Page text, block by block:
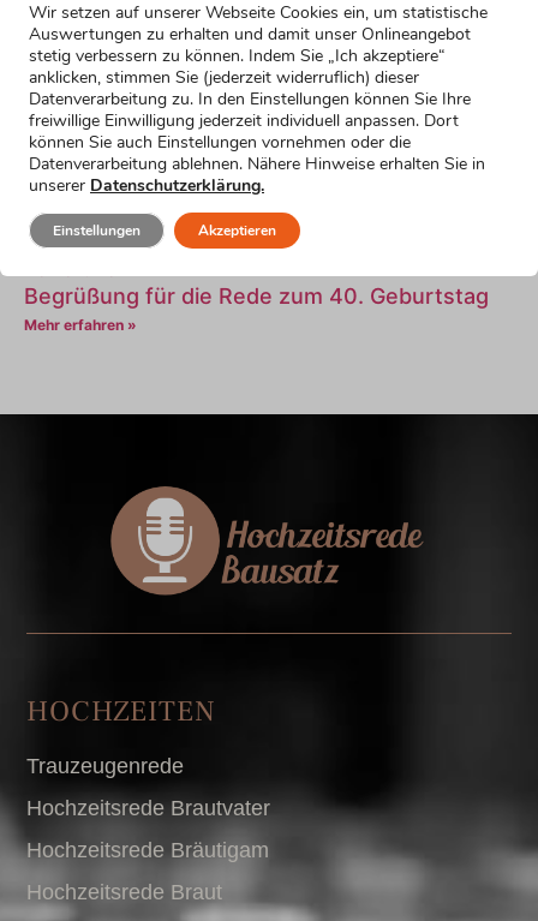
Formulierungsvorschläge
Humorvoller Einstieg
Mehr erfahren »
Emotionaler Einstieg
Mehr erfahren »
Einstieg für nervöse Redner
Mehr erfahren »
Einstieg für kurze Reden
Begrüßung für die Rede zum 40. Geburtstag
Mehr erfahren »
HOCHZEITEN
Trauzeugenrede
Hochzeitsrede Brautvater
Hochzeitsrede Bräutigam
Hochzeitsrede Braut
Wir setzen auf unserer Webseite Cookies ein, um statistische
Auswertungen zu erhalten und damit unser Onlineangebot
stetig verbessern zu können. Indem Sie „Ich akzeptiere“
anklicken, stimmen Sie (jederzeit widerruflich) dieser
Datenverarbeitung zu. In den Einstellungen können Sie Ihre
freiwillige Einwilligung jederzeit individuell anpassen. Dort
können Sie auch Einstellungen vornehmen oder die
Datenverarbeitung ablehnen. Nähere Hinweise erhalten Sie in
unserer Datenschutzerklärung.
Akzeptieren
Einstellungen